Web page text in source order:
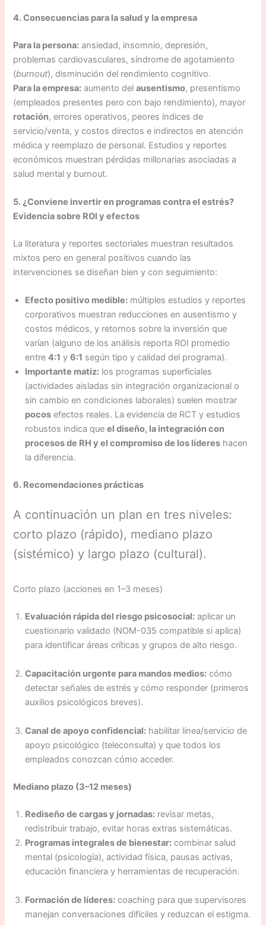
4. Consecuencias para la salud y la empresa
Para la persona: ansiedad, insomnio, depresión,
problemas cardiovasculares, síndrome de agotamiento
(burnout), disminución del rendimiento cognitivo.
Para la empresa: aumento delausentismo, presentismo
(empleados presentes pero con bajo rendimiento), mayor
rotación, errores operativos, peores índices de
servicio/venta, y costos directos e indirectos en atención
médica y reemplazo de personal. Estudios y reportes
económicos muestran pérdidas millonarias asociadas a
salud mental y burnout.
5. ¿Conviene invertir en programas contra el estrés?
Evidencia sobre ROI y efectos
La literatura y reportes sectoriales muestran resultados
mixtos pero en general positivos cuando las
intervenciones se diseñan bien y con seguimiento:
Efecto positivo medible: múltiples estudios y reportes
corporativos muestran reducciones en ausentismo y
costos médicos, y retornos sobre la inversión que
varían (alguno de los análisis reporta ROI promedio
entre4:1 y6:1 según tipo y calidad del programa).
Importante matiz: los programas superficiales
(actividades aisladas sin integración organizacional o
sin cambio en condiciones laborales) suelen mostrar
pocos efectos reales. La evidencia de RCT y estudios
robustos indica queel diseño, la integración con
procesos de RH y el compromiso de los líderes hacen
la diferencia.
6. Recomendaciones prácticas
A continuación un plan en tres niveles:
corto plazo (rápido), mediano plazo
(sistémico) y largo plazo (cultural).
Corto plazo (acciones en 1–3 meses)
Evaluación rápida del riesgo psicosocial: aplicar un
cuestionario validado (NOM-035 compatible si aplica)
para identificar áreas críticas y grupos de alto riesgo.
Capacitación urgente para mandos medios: cómo
detectar señales de estrés y cómo responder (primeros
auxilios psicológicos breves).
Canal de apoyo confidencial: habilitar línea/servicio de
apoyo psicológico (teleconsulta) y que todos los
empleados conozcan cómo acceder.
Mediano plazo (3–12 meses)
Rediseño de cargas y jornadas: revisar metas,
redistribuir trabajo, evitar horas extras sistemáticas.
Programas integrales de bienestar: combinar salud
mental (psicología), actividad física, pausas activas,
educación financiera y herramientas de recuperación.
Formación de líderes: coaching para que supervisores
manejan conversaciones difíciles y reduzcan el estigma.